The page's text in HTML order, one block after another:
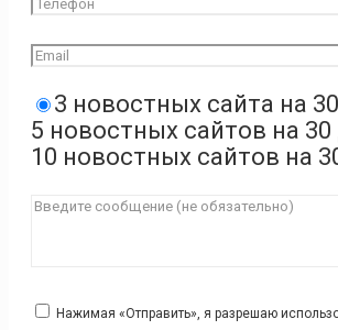
3 новостных сайта на
5 новостных сайтов на 30
10 новостных сайтов на
Нажимая «Отправить», я разрешаю